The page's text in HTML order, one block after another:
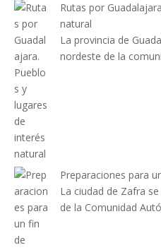
Rutas por
natural
La provincia de
nordeste de la
Preparaciones para
La ciudad de Zafra
de la Comunidad